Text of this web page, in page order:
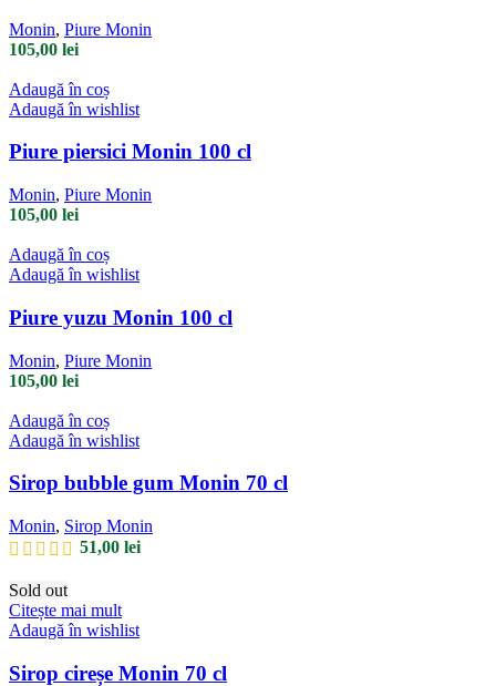
Monin, Piure Monin
105,00 lei
Adaugă în coș
Adaugă în wishlist
Piure piersici Monin 100 cl
Monin, Piure Monin
105,00 lei
Adaugă în coș
Adaugă în wishlist
Piure yuzu Monin 100 cl
Monin, Piure Monin
105,00 lei
Adaugă în coș
Adaugă în wishlist
Sirop bubble gum Monin 70 cl
Monin, Sirop Monin
51,00 lei
Sold out
Citește mai mult
Adaugă în wishlist
Sirop cireșe Monin 70 cl